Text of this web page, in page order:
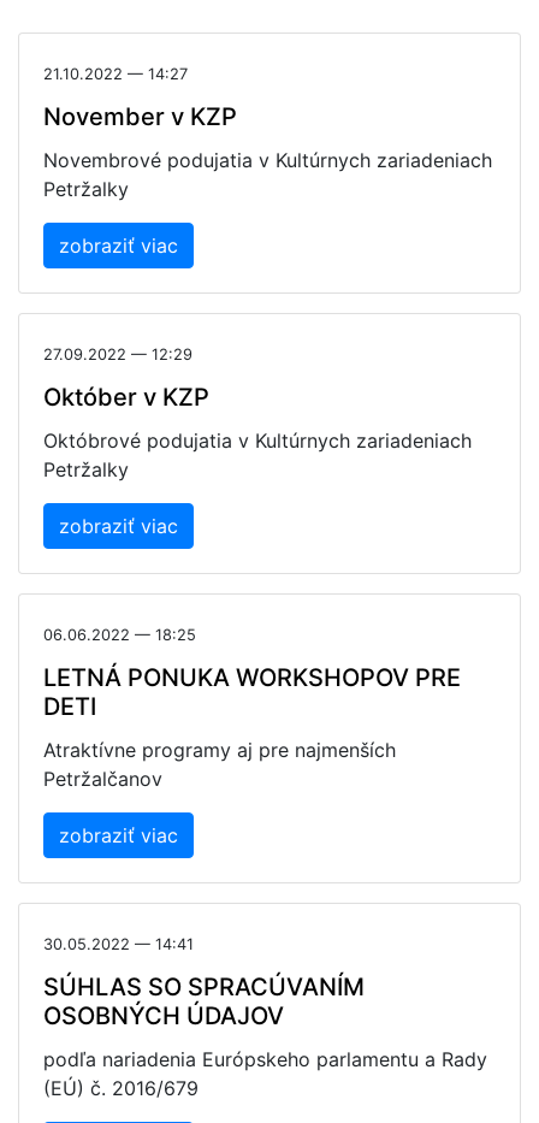
21.10.2022 — 14:27
November v KZP
Novembrové podujatia v Kultúrnych zariadeniach
Petržalky
zobraziť viac
27.09.2022 — 12:29
Október v KZP
Októbrové podujatia v Kultúrnych zariadeniach
Petržalky
zobraziť viac
06.06.2022 — 18:25
LETNÁ PONUKA WORKSHOPOV PRE
DETI
Atraktívne programy aj pre najmenších
Petržalčanov
zobraziť viac
30.05.2022 — 14:41
SÚHLAS SO SPRACÚVANÍM
OSOBNÝCH ÚDAJOV
podľa nariadenia Európskeho parlamentu a Rady
(EÚ) č. 2016/679